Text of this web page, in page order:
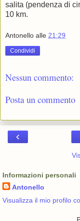
salita (pendenza di
10 km.
Antonello alle 21:29
Condividi
Nessun commento:
Posta un commento
‹
Informazioni personali
Antonello
Visualizza il mio profilo